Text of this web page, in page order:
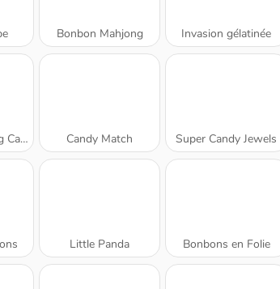
Bonbon Mahjong Invasion gélatinée
Candy Match Super Candy Jewels
Little Panda Bonbons en Folie